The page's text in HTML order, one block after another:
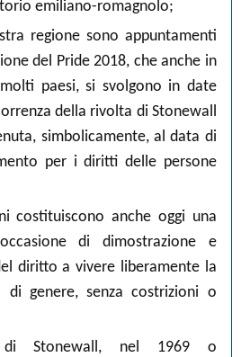
emiliano-romagnolo;
regione sono appuntamenti
del Pride 2018, che anche in
paesi, si svolgono in date
della rivolta di Stonewall
simbolicamente, al data di
per i diritti delle persone
costituiscono anche oggi una
di dimostrazione e
diritto a vivere liberamente la
di genere, senza costrizioni o
Stonewall, nel 1969 o